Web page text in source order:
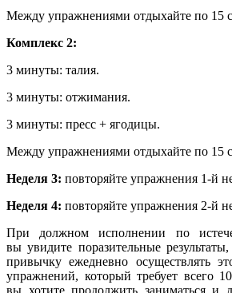
Между упражнениями отдыхайте по 15
Комплекс 2:
3 минуты: талия.
3 минуты: отжимания.
3 минуты: пресс + ягодицы.
Между упражнениями отдыхайте по 15
Неделя 3: повторяйте упражнения 1-й
Неделя 4: повторяйте упражнения 2-й
При должном исполнении по
вы увидите поразительные
привычку ежедневно осуществлять
упражнений, который требует всего